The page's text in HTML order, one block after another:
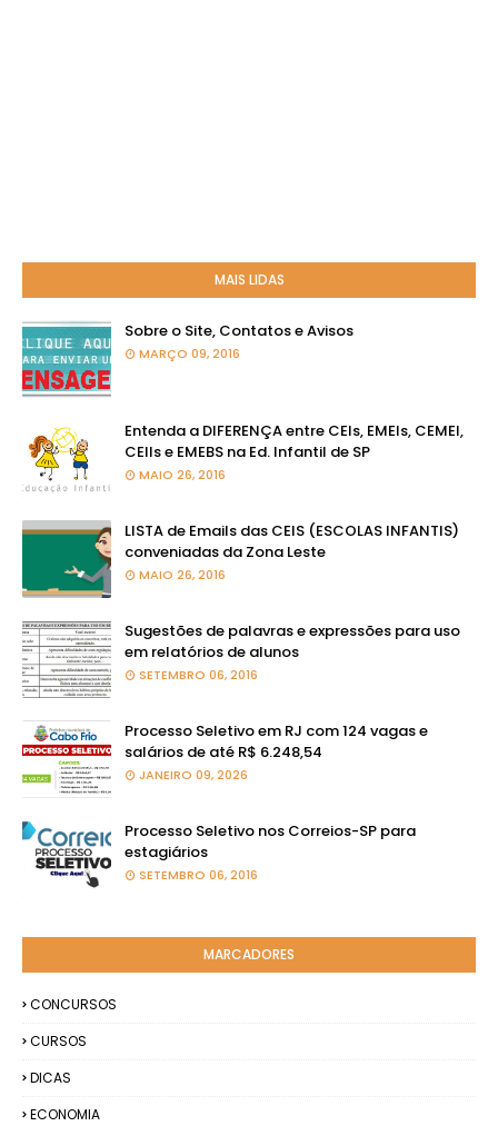
MAIS LIDAS
Sobre o Site, Contatos e Avisos
MARÇO 09, 2016
Entenda a DIFERENÇA entre CEIs, EMEIs, CEMEI,
CEIIs e EMEBS na Ed. Infantil de SP
MAIO 26, 2016
LISTA de Emails das CEIS (ESCOLAS INFANTIS)
conveniadas da Zona Leste
MAIO 26, 2016
Sugestões de palavras e expressões para uso
em relatórios de alunos
SETEMBRO 06, 2016
Processo Seletivo em RJ com 124 vagas e
salários de até R$ 6.248,54
JANEIRO 09, 2026
Processo Seletivo nos Correios-SP para
estagiários
SETEMBRO 06, 2016
MARCADORES
CONCURSOS
CURSOS
DICAS
ECONOMIA